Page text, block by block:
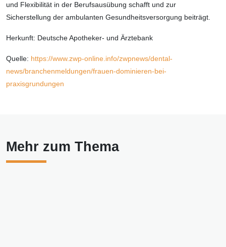
und Flexibilität in der Berufsausübung schafft und zur
Sicherstellung der ambulanten Gesundheitsversorgung beiträgt.
Herkunft: Deutsche Apotheker- und Ärztebank
Quelle: https://www.zwp-online.info/zwpnews/dental-
news/branchenmeldungen/frauen-dominieren-bei-
praxisgrundungen
Mehr zum Thema